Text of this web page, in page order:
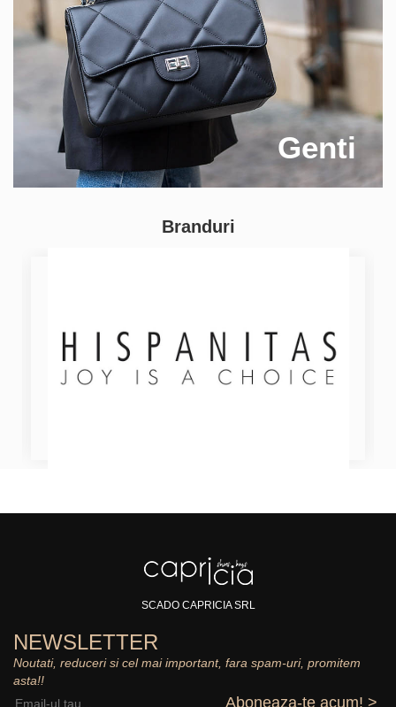
Genti
Branduri
SCADO CAPRICIA SRL
NEWSLETTER
Noutati, reduceri si cel mai important, fara spam-uri, promitem
asta!!
Aboneaza-te acum! >